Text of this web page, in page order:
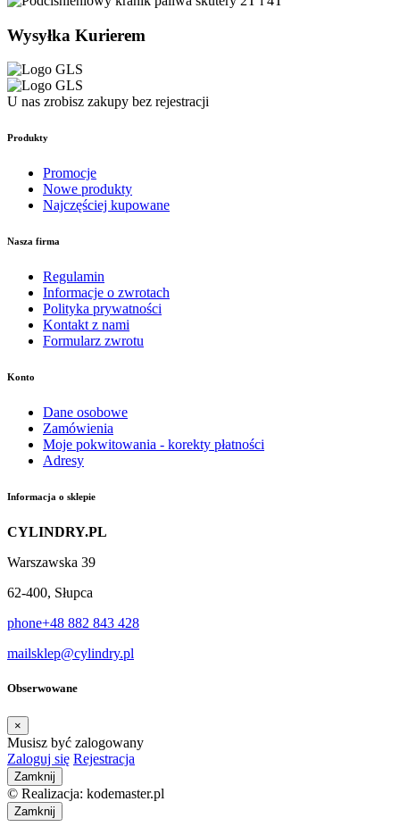
Wysyłka Kurierem
U nas zrobisz zakupy bez rejestracji
Produkty
Promocje
Nowe produkty
Najczęściej kupowane
Nasza firma
Regulamin
Informacje o zwrotach
Polityka prywatności
Kontakt z nami
Formularz zwrotu
Konto
Dane osobowe
Zamówienia
Moje pokwitowania - korekty płatności
Adresy
Informacja o sklepie
CYLINDRY.PL
Warszawska 39
62-400, Słupca
phone+48 882 843 428
mailsklep@cylindry.pl
Obserwowane
×
Musisz być zalogowany
Zaloguj się Rejestracja
Zamknij
© Realizacja: kodemaster.pl
Zamknij